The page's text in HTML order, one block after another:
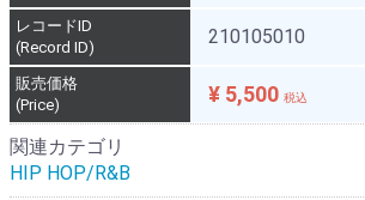
レコードID
(Record ID)
210105010
販売価格
(Price)
¥ 5,500 税込
関連カテゴリ
HIP HOP/R&B